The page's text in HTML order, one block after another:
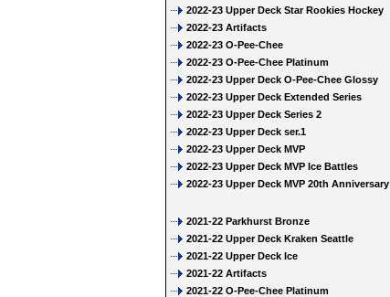
2022-23 Upper Deck Star Rookies Hockey
2022-23 Artifacts
2022-23 O-Pee-Chee
2022-23 O-Pee-Chee Platinum
2022-23 Upper Deck O-Pee-Chee Glossy
2022-23 Upper Deck Extended Series
2022-23 Upper Deck Series 2
2022-23 Upper Deck ser.1
2022-23 Upper Deck MVP
2022-23 Upper Deck MVP Ice Battles
2022-23 Upper Deck MVP 20th Anniversary
2021-22 Parkhurst Bronze
2021-22 Upper Deck Kraken Seattle
2021-22 Upper Deck Ice
2021-22 Artifacts
2021-22 O-Pee-Chee Platinum